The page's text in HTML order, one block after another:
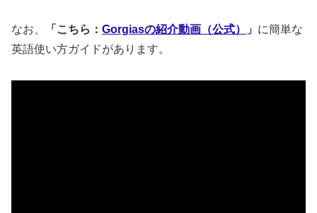
なお、 「こちら： Gorgiasの紹介動画（公式） 」 に簡単な
英語使い方ガイドがあります。